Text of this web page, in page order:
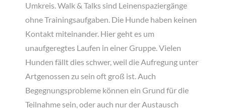
Umkreis. Walk & Talks sind Leinenspaziergänge
ohne Trainingsaufgaben. Die Hunde haben keinen
Kontakt miteinander. Hier geht es um
unaufgeregtes Laufen in einer Gruppe. Vielen
Hunden fällt dies schwer, weil die Aufregung unter
Artgenossen zu sein oft groß ist. Auch
Begegnungsprobleme können ein Grund für die
Teilnahme sein, oder auch nur der Austausch